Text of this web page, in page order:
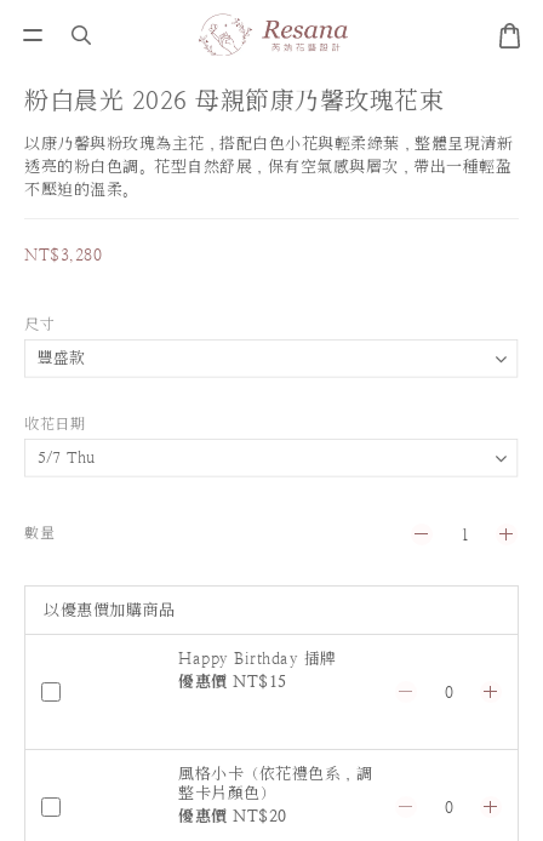
粉白晨光 2026 母親節康乃馨玫瑰花束
以康乃馨與粉玫瑰為主花，搭配白色小花與輕柔綠葉，整體呈現清新
透亮的粉白色調。花型自然舒展，保有空氣感與層次，帶出一種輕盈
不壓迫的溫柔。
NT$3,280
尺寸
收花日期
數量
以優惠價加購商品
Happy Birthday 插牌
優惠價 NT$15
風格小卡（依花禮色系，調
整卡片顏色）
優惠價 NT$20